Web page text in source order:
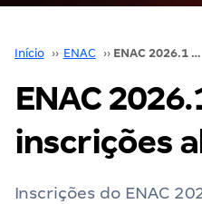
Início ›› ENAC ›› ENAC 2026.1 entra na última semana de inscrições abertas!
ENAC
inscrições
Inscrições do ENAC